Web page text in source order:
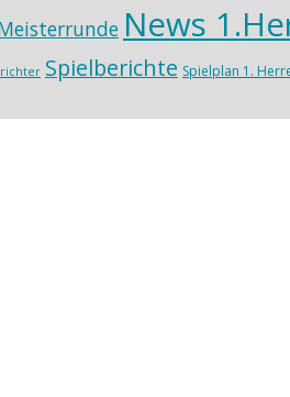
News
Spielberichte Spielplan 1.